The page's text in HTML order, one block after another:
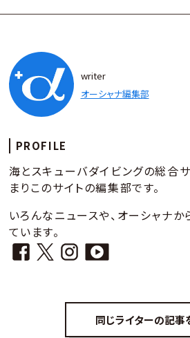
writer
オーシャナ編集部
PROFILE
海とスキューバダイビングの総合サ
まりこのサイトの編集部です。
いろんなニュースや、オーシャナ
ています。
同じライターの記事